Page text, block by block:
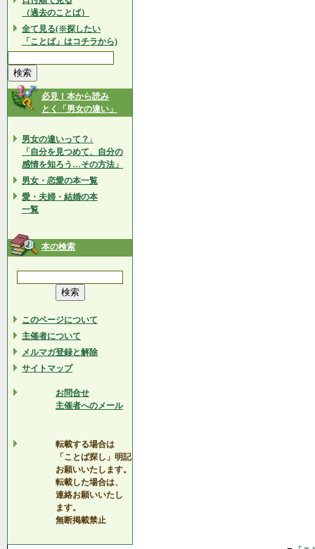
（過去のことば）
全て見る(※探したい
「ことば」はコチラから)
必見！本から読み
とく「男女の違い」
男女の違いって？↓
「自分を見つめて、自分の
感情を知ろう…その方法」
男女・恋愛の本一覧
愛・夫婦・結婚の本
一覧
本の検索
このページについて
主催者について
メルマガ登録と解除
サイトマップ
お問合せ
主催者へのメール
転載する場合は
「ことば探し」明記
お願いいたします。
転載した場合は、
連絡お願いいたし
ます。
無断掲載禁止